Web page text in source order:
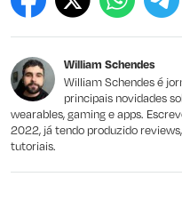
Este conteúdo contém
Outro
William Schendes
William Schendes é
principais novidades
wearables, gaming e apps.
2022, já tendo produzido
tutoriais.